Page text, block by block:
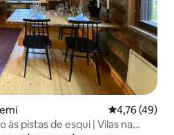
4,76 de uma
4,76 (49)
às pistas de esqui | Vilas na